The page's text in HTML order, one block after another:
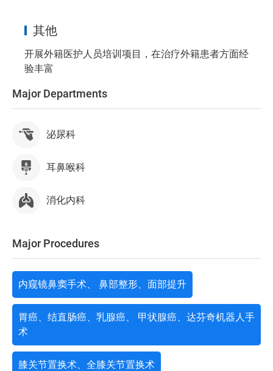
其他
开展外籍医护人员培训项目，在治疗外籍患者方面经
验丰富
Major Departments
泌尿科
耳鼻喉科
消化内科
Major Procedures
内窥镜鼻窦手术、 鼻部整形、面部提升
胃癌、结直肠癌、乳腺癌、 甲状腺癌、达芬奇机器人手
术
膝关节置换术、全膝关节置换术